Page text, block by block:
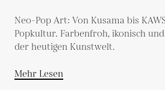
Neo-Pop Art: Von Kusama bis
Popkultur. Farbenfroh, ikonisch
der heutigen Kunstwelt.
Mehr Lesen